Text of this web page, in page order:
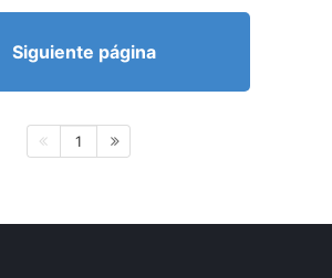
Siguiente página
1